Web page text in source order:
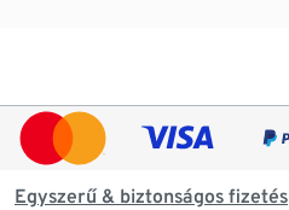
Egyszerű & biztonságos fizetés